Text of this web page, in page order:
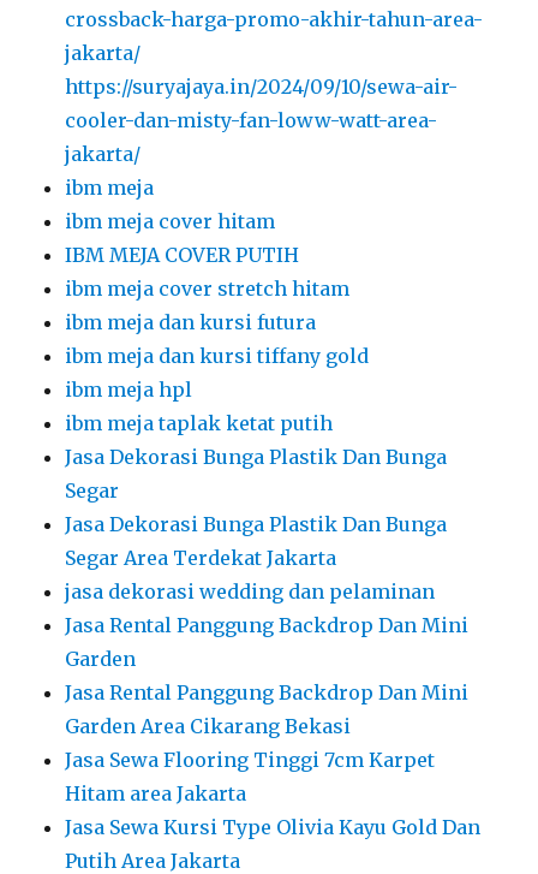
crossback-harga-promo-akhir-tahun-area-
jakarta/
https://suryajaya.in/2024/09/10/sewa-air-
cooler-dan-misty-fan-loww-watt-area-
jakarta/
ibm meja
ibm meja cover hitam
IBM MEJA COVER PUTIH
ibm meja cover stretch hitam
ibm meja dan kursi futura
ibm meja dan kursi tiffany gold
ibm meja hpl
ibm meja taplak ketat putih
Jasa Dekorasi Bunga Plastik Dan Bunga
Segar
Jasa Dekorasi Bunga Plastik Dan Bunga
Segar Area Terdekat Jakarta
jasa dekorasi wedding dan pelaminan
Jasa Rental Panggung Backdrop Dan Mini
Garden
Jasa Rental Panggung Backdrop Dan Mini
Garden Area Cikarang Bekasi
Jasa Sewa Flooring Tinggi 7cm Karpet
Hitam area Jakarta
Jasa Sewa Kursi Type Olivia Kayu Gold Dan
Putih Area Jakarta